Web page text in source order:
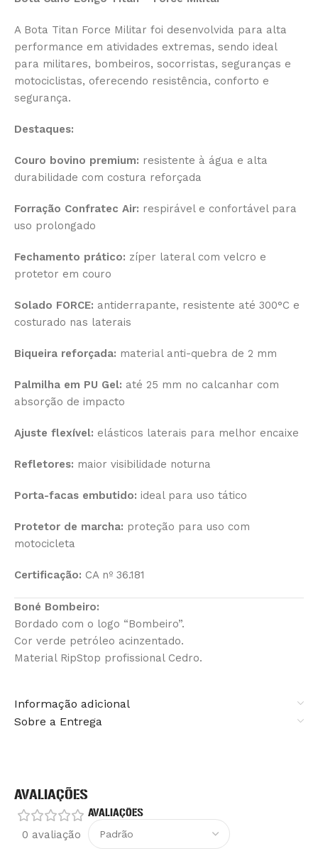
A Bota Titan Force Militar foi desenvolvida para alta
performance em atividades extremas, sendo ideal
para militares, bombeiros, socorristas, seguranças e
motociclistas, oferecendo resistência, conforto e
segurança.
Destaques:
Couro bovino premium: resistente à água e alta
durabilidade com costura reforçada
Forração Confratec Air: respirável e confortável para
uso prolongado
Fechamento prático: zíper lateral com velcro e
protetor em couro
Solado FORCE: antiderrapante, resistente até 300°C e
costurado nas laterais
Biqueira reforçada: material anti-quebra de 2 mm
Palmilha em PU Gel: até 25 mm no calcanhar com
absorção de impacto
Ajuste flexível: elásticos laterais para melhor encaixe
Refletores: maior visibilidade noturna
Porta-facas embutido: ideal para uso tático
Protetor de marcha: proteção para uso com
motocicleta
Certificação: CA nº 36.181
Boné Bombeiro:
Bordado com o logo “Bombeiro”.
Cor verde petróleo acinzentado.
Material RipStop profissional Cedro.
Informação adicional
Sobre a Entrega
AVALIAÇÕES
0 avaliação
AVALIAÇÕES